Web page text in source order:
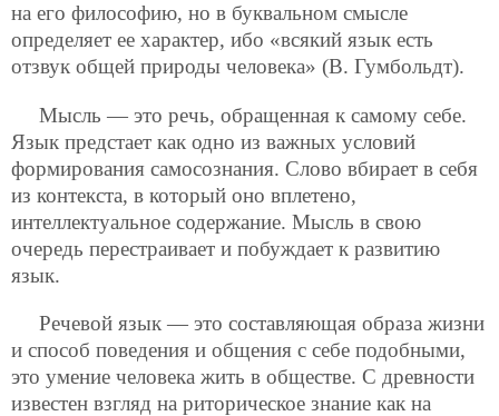
на его философию, но в буквальном смысле
определяет ее характер, ибо «всякий язык есть
отзвук общей природы человека» (В. Гумбольдт).
Мысль — это речь, обращенная к самому себе.
Язык предстает как одно из важных условий
формирования самосознания. Слово вбирает в себя
из контекста, в который оно вплетено,
интеллектуальное содержание. Мысль в свою
очередь перестраивает и побуждает к развитию
язык.
Речевой язык — это составляющая образа жизни
и способ поведения и общения с себе подобными,
это умение человека жить в обществе. С древности
известен взгляд на риторическое знание как на